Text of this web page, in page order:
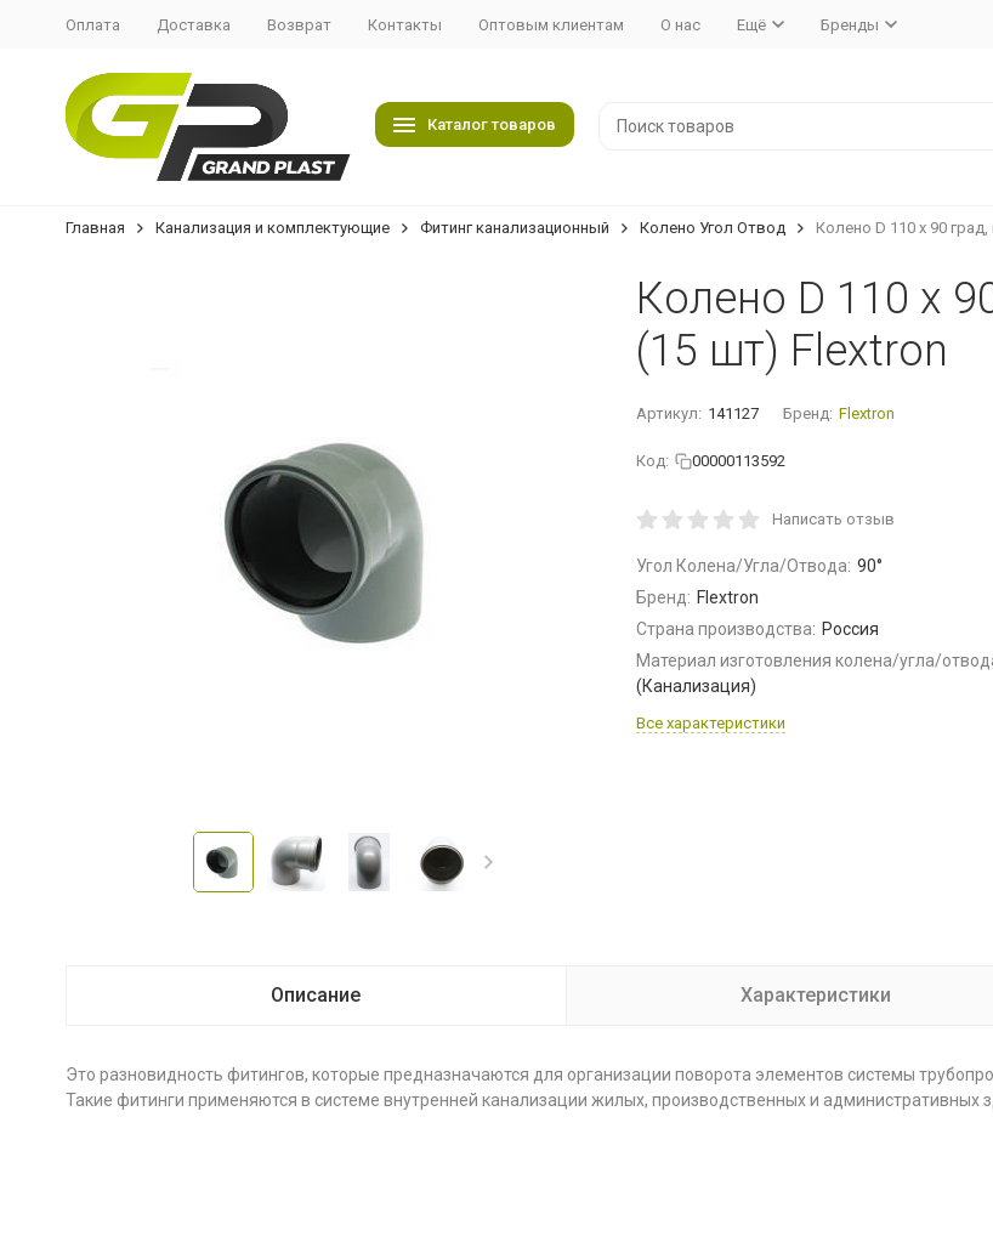
Оплата Доставка Возврат Контакты Оптовым клиентам О нас Ещё Бренды
Каталог товаров
Главная Канализация и комплектующие Фитинг канализационный Колено Угол Отвод Колено D 110 х 90
Колено D 110 х
(15 шт) Flextron
Артикул: 141127 Бренд: Flextron
Код: 00000113592
Написать отзыв
Угол Колена/Угла/Отвода: 90°
Бренд: Flextron
Страна производства: Россия
Материал изготовления колена/угла/
(Канализация)
Все характеристики
Описание Характеристики
Это разновидность фитингов, которые предназначаются для организации поворота элементов системы
Такие фитинги применяются в системе внутренней канализации жилых, производственных и административных